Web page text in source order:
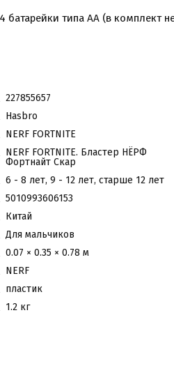
типа AA (в комплект
227855657
Hasbro
NERF FORTNITE
NERF FORTNITE. Бластер НЁРФ
Фортнайт Скар
6 - 8 лет, 9 - 12 лет, старше 12 лет
5010993606153
Китай
Для мальчиков
0.07 × 0.35 × 0.78 м
NERF
пластик
1.2 кг